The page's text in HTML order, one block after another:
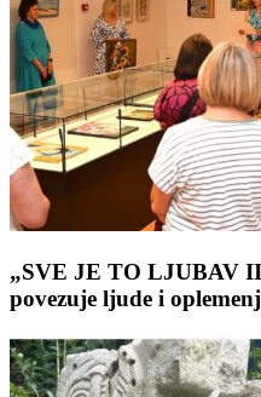
„SVE JE TO LJUBAV
povezuje ljude i